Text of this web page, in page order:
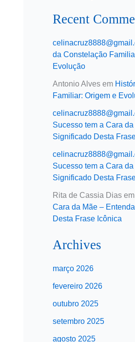
Recent
da Constelação
Evolução
Antonio Alves em
Familiar: Origem e
Sucesso tem a Cara
Significado Desta
Sucesso tem a Cara
Significado Desta
Rita de Cassia Dias em
Cara da Mãe –
Desta Frase Icônica
Archives
março 2026
fevereiro 2026
outubro 2025
setembro 2025
agosto 2025